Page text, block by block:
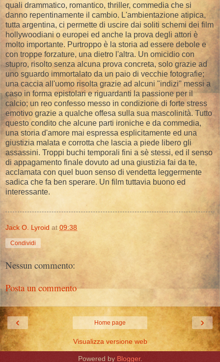
quali drammatico, romantico, thriller, commedia che si
danno repentinamente il cambio. L'ambientazione atipica,
tutta argentina, ci permette di uscire dai soliti schemi dei film
hollywoodiani o europei ed anche la prova degli attori è
molto importante. Purtroppo è la storia ad essere debole e
con troppe forzature, una dietro l'altra. Un omicidio con
stupro, risolto senza alcuna prova concreta, solo grazie ad
uno sguardo immortalato da un paio di vecchie fotografie;
una caccia all'uomo risolta grazie ad alcuni "indizi" messi a
caso in forma epistolari e riguardanti la passione per il
calcio; un reo confesso messo in condizione di forte stress
emotivo grazie a qualche offesa sulla sua mascolinità. Tutto
questo condito che alcune parti ironiche e da commedia,
una storia d'amore mai espressa esplicitamente ed una
giustizia malata e corrotta che lascia a piede libero gli
assassini. Troppi buchi temporali fini a sè stessi, ed il senso
di appagamento finale dovuto ad una giustizia fai da te,
acclamata con quel buon senso di vendetta leggermente
sadica che fa ben sperare. Un film tuttavia buono ed
interessante.
Jack O. Lyroid at 09:38
Condividi
Nessun commento:
Posta un commento
‹ ›
Home page
Visualizza versione web
Powered by Blogger.